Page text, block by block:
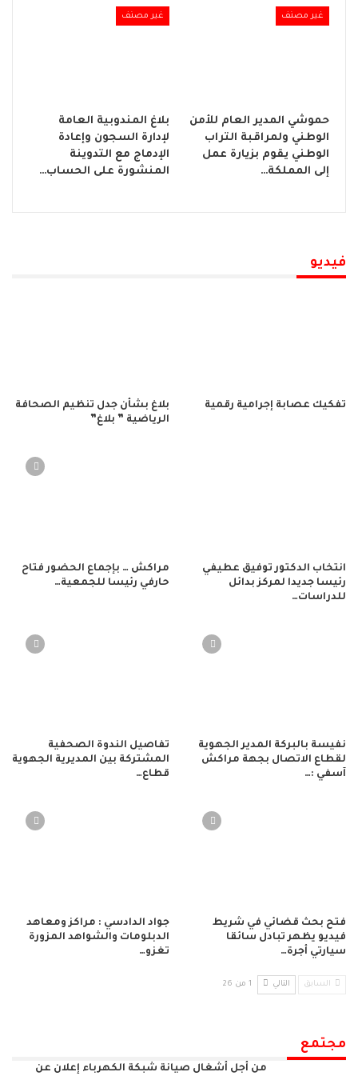
غير مصنف
حموشي المدير العام للأمن
الوطني ولمراقبة التراب
الوطني يقوم بزيارة عمل
إلى المملكة…
غير مصنف
بلاغ المندوبية العامة
لإدارة السجون وإعادة
الإدماج مع التدوينة
المنشورة على الحساب…
فيديو
تفكيك عصابة إجرامية رقمية
بلاغ بشأن جدل تنظيم الصحافة
الرياضية ” بلاغ”
انتخاب الدكتور توفيق عطيفي
رئيسا جديدا لمركز بدائل
للدراسات…
مراكش … بإجماع الحضور فتاح
حارفي رئيسا للجمعية…
نفيسة بالبركة المدير الجهوية
لقطاع الاتصال بجهة مراكش
آسفي :…
تفاصيل الندوة الصحفية
المشتركة بين المديرية الجهوية
قطاع…
فتح بحث قضائي في شريط
فيديو يظهر تبادل سائقا
سيارتي أجرة…
جواد الدادسي : مراكز ومعاهد
الدبلومات والشواهد المزورة
تغزو…
السابق التالي 1 من 26
مجتمع
من أجل أشغال صيانة شبكة الكهرباء إعلان عن